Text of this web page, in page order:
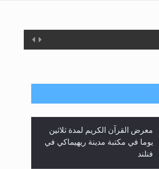
معرض القرآن الكريم لمدة ثلاثين
يوما في مكتبة مدينة ريهيماكي في
فنلند